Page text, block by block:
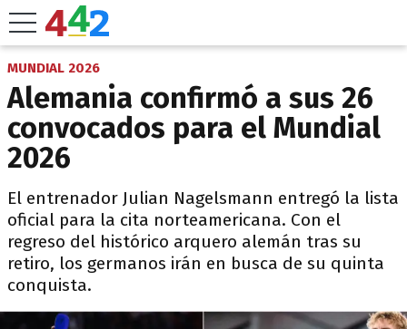
MUNDIAL 2026
Alemania confirmó a sus 26
convocados para el Mundial
2026
El entrenador Julian Nagelsmann entregó la lista
oficial para la cita norteamericana. Con el
regreso del histórico arquero alemán tras su
retiro, los germanos irán en busca de su quinta
conquista.